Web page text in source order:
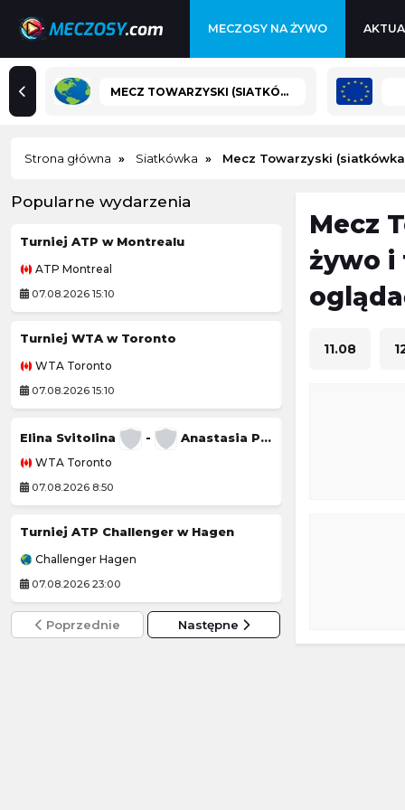
MECZOSY NA ŻYWO
MECZ TOWARZYSKI (SIATKÓWKA)
Strona główna Siatkówka Mecz Towarzyski
Popularne wydarzenia
Turniej ATP w Montrealu
ATP Montreal
07.08.2026 15:10
Turniej WTA w Toronto
WTA Toronto
07.08.2026 15:10
Elina Svitolina - Anastasia Potapova
WTA Toronto
07.08.2026 8:50
Turniej ATP Challenger w Hagen
Challenger Hagen
07.08.2026 23:00
Liga Siatkówki
07.08.2026 20:00
Poprzednie Następne
Mecz
żywo i
11.08